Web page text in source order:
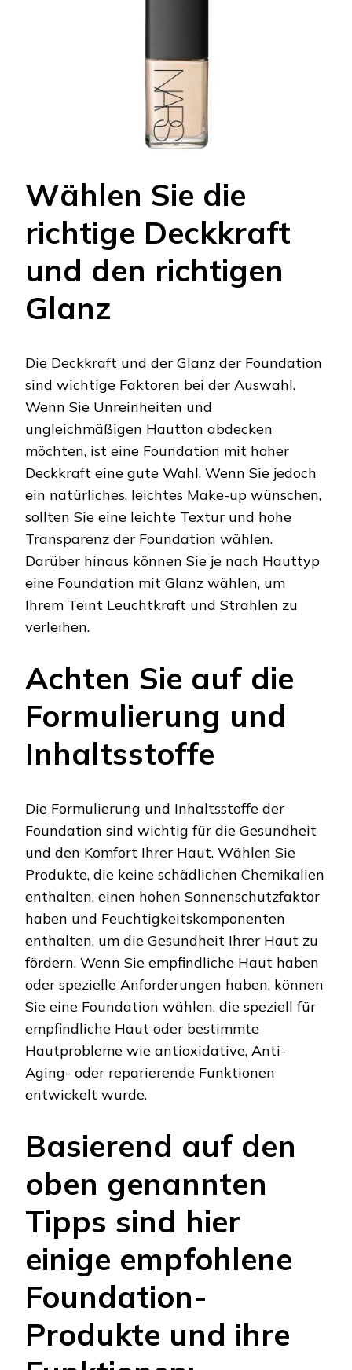
Wählen Sie die
richtige Deckkraft
und den richtigen
Glanz
Die Deckkraft und der Glanz der Foundation
sind wichtige Faktoren bei der Auswahl.
Wenn Sie Unreinheiten und
ungleichmäßigen Hautton abdecken
möchten, ist eine Foundation mit hoher
Deckkraft eine gute Wahl. Wenn Sie jedoch
ein natürliches, leichtes Make-up wünschen,
sollten Sie eine leichte Textur und hohe
Transparenz der Foundation wählen.
Darüber hinaus können Sie je nach Hauttyp
eine Foundation mit Glanz wählen, um
Ihrem Teint Leuchtkraft und Strahlen zu
verleihen.
Achten Sie auf die
Formulierung und
Inhaltsstoffe
Die Formulierung und Inhaltsstoffe der
Foundation sind wichtig für die Gesundheit
und den Komfort Ihrer Haut. Wählen Sie
Produkte, die keine schädlichen Chemikalien
enthalten, einen hohen Sonnenschutzfaktor
haben und Feuchtigkeitskomponenten
enthalten, um die Gesundheit Ihrer Haut zu
fördern. Wenn Sie empfindliche Haut haben
oder spezielle Anforderungen haben, können
Sie eine Foundation wählen, die speziell für
empfindliche Haut oder bestimmte
Hautprobleme wie antioxidative, Anti-
Aging- oder reparierende Funktionen
entwickelt wurde.
Basierend auf den
oben genannten
Tipps sind hier
einige empfohlene
Foundation-
Produkte und ihre